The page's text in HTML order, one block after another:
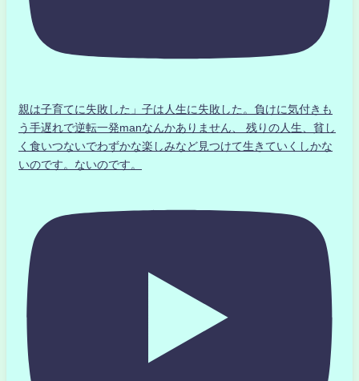
親は子育てに失敗した」子は人生に失敗した。負けに気付きも
う手遅れで逆転一発manなんかありません、 残りの人生、貧し
く食いつないでわずかな楽しみなど見つけて生きていくしかな
いのです。ないのです。